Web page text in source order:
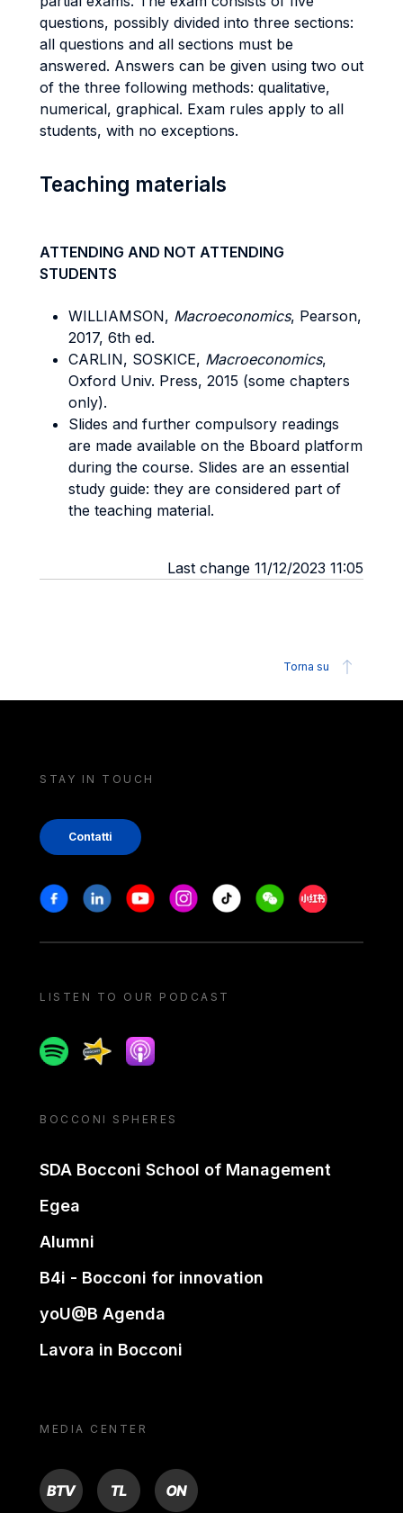
questions, possibly divided into three sections:
all questions and all sections must be
answered. Answers can be given using two out
of the three following methods: qualitative,
numerical, graphical. Exam rules apply to all
students, with no exceptions.
Teaching materials
ATTENDING AND NOT ATTENDING
STUDENTS
WILLIAMSON, Macroeconomics, Pearson,
2017, 6th ed.
CARLIN, SOSKICE, Macroeconomics,
Oxford Univ. Press, 2015 (some chapters
only).
Slides and further compulsory readings
are made available on the Bboard platform
during the course. Slides are an essential
study guide: they are considered part of
the teaching material.
Last change 11/12/2023 11:05
Torna su
STAY IN TOUCH
Contatti
Stay in touch
FacebookLinkedinYoutubeInstagram
Tiktok WeechatXiaohongshu/
LISTEN TO OUR PODCAST
SpotifySpreakerApple podcast
BOCCONI SPHERES
SDA Bocconi School of Management
Egea
Alumni
B4i - Bocconi for innovation
yoU@B Agenda
Lavora in Bocconi
MEDIA CENTER
BTV TL ON